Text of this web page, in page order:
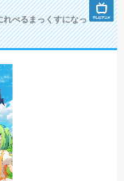
れべるまっくすになっ